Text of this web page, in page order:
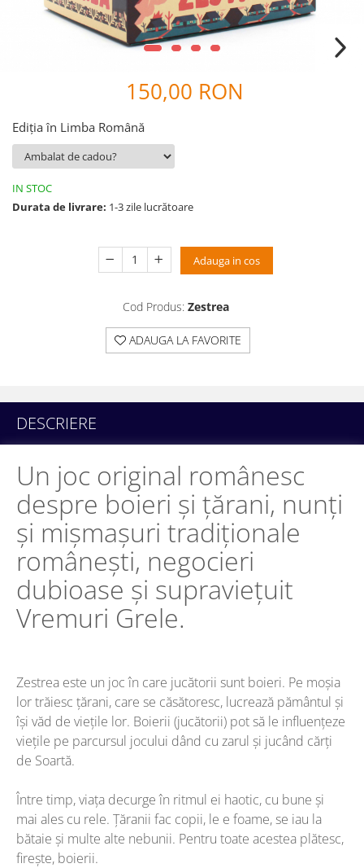
TOATE JOCURILE
150,00 RON
Ediția în Limba Română
IN STOC
Durata de livrare: 1-3 zile lucrătoare
Adauga in cos
Cod Produs: Zestrea
ADAUGA LA FAVORITE
DESCRIERE
Un joc original românesc
despre boieri și țărani, nunți
și mișmașuri tradiționale
românești, negocieri
dubioase și supraviețuit
Vremuri Grele.
Zestrea este un joc în care jucătorii sunt boieri. Pe moșia
lor trăiesc țărani, care se căsătoresc, lucrează pământul și
își văd de viețile lor. Boierii (jucătorii) pot să le influențeze
viețile pe parcursul jocului dând cu zarul și jucând cărți
de Soartă.
Între timp, viața decurge în ritmul ei haotic, cu bune și
mai ales cu rele. Țăranii fac copii, le e foame, se iau la
bătaie și multe alte nebunii. Pentru toate acestea plătesc,
firește, boierii.